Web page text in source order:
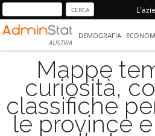
AUSTRIA
DEMOGRAFIA
Mappe
curiosità,
classifiche
le province